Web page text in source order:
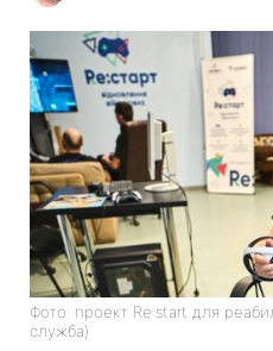
Фото: проект Re:start для
служба)